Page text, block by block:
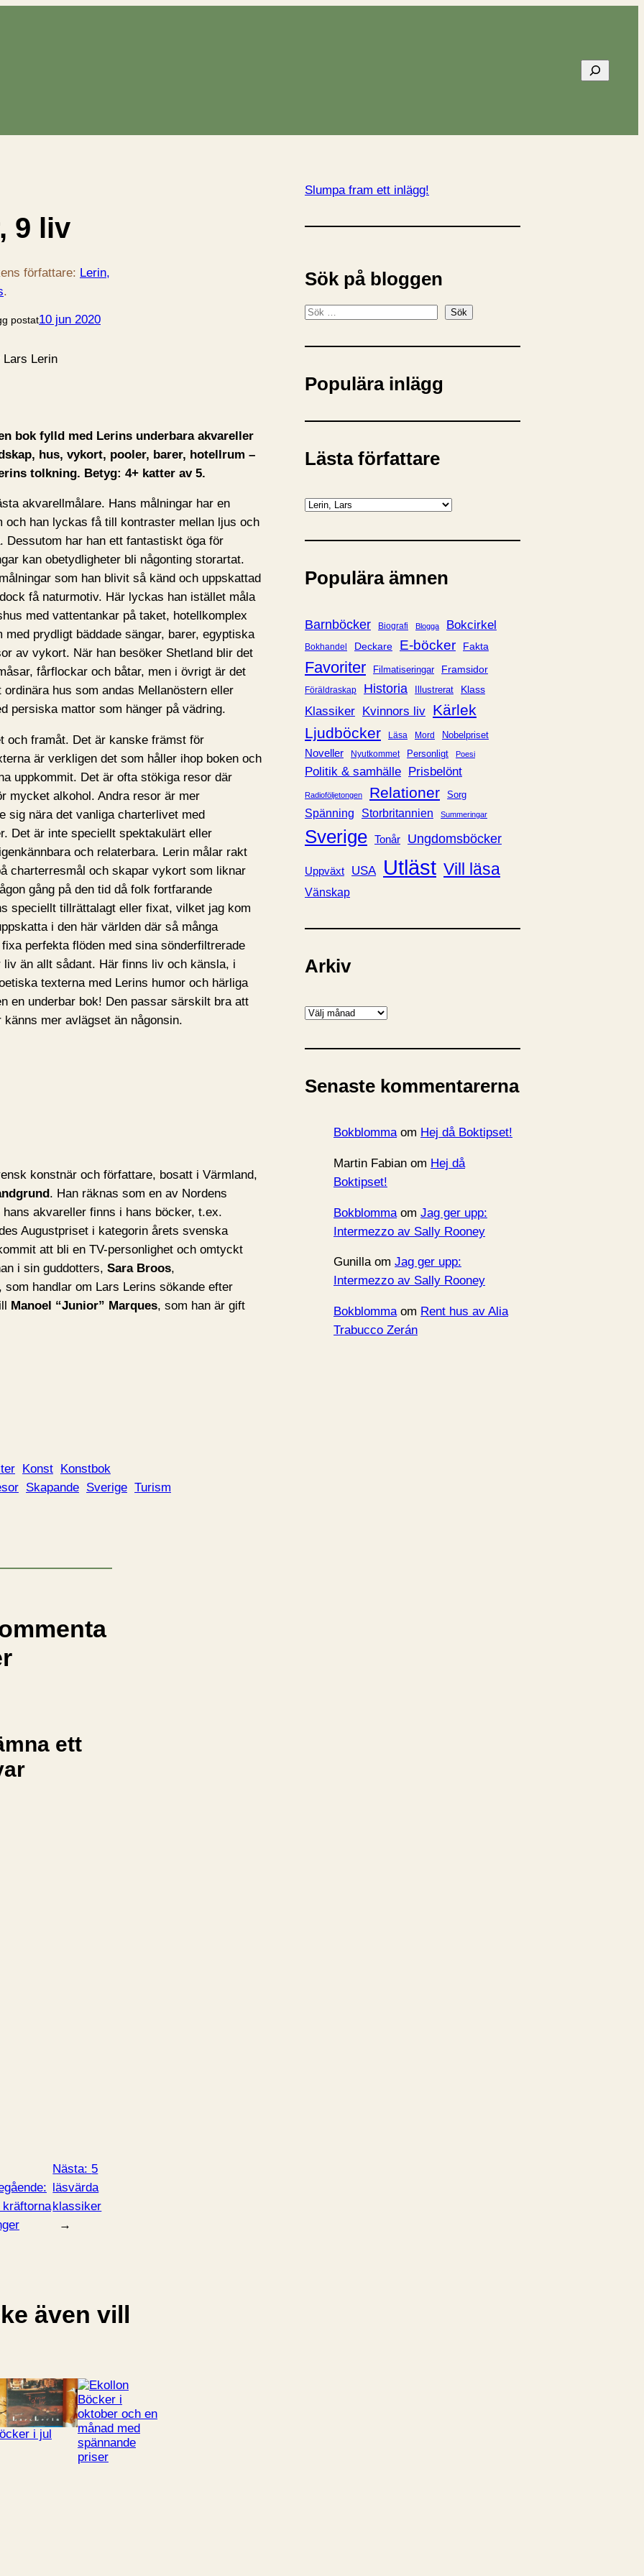
Sök
9 liv
författare: Lerin,
.
postat10 jun 2020
bok fylld med Lerins underbara akvareller
hus, vykort, pooler, barer, hotellrum –
tolkning. Betyg: 4+ katter av 5.
akvarellmålare. Hans målningar har en
och han lyckas få till kontraster mellan ljus och
Dessutom har han ett fantastiskt öga för
kan obetydligheter bli någonting storartat.
som han blivit så känd och uppskattad
få naturmotiv. Här lyckas han istället måla
med vattentankar på taket, hotellkomplex
prydligt bäddade sängar, barer, egyptiska
av vykort. När han besöker Shetland blir det
fårflockar och båtar, men i övrigt är det
hus som andas Mellanöstern eller
persiska mattor som hänger på vädring.
och framåt. Det är kanske främst för
är verkligen det som håller ihop boken och
uppkommit. Det är ofta stökiga resor där
mycket alkohol. Andra resor är mer
sig nära det vanliga charterlivet med
Det är inte speciellt spektakulärt eller
och relaterbara. Lerin målar rakt
charterresmål och skapar vykort som liknar
gång på den tid då folk fortfarande
speciellt tillrättalagt eller fixat, vilket jag kom
i den här världen där så många
perfekta flöden med sina sönderfiltrerade
liv än allt sådant. Här finns liv och känsla, i
texterna med Lerins humor och härliga
en underbar bok! Den passar särskilt bra att
mer avlägset än någonsin.
konstnär och författare, bosatt i Värmland,
. Han räknas som en av Nordens
akvareller finns i hans böcker, t.ex.
Augustpriset i kategorin årets svenska
att bli en TV-personlighet och omtyckt
i sin guddotters, Sara Broos,
, som handlar om Lars Lerins sökande efter
Manoel “Junior” Marques, som han är gift
Konst Konstbok
Skapande Sverige Turism
ett
kräftorna
Nästa: 5
läsvärda
klassiker
→
även vill
i jul
Böcker i
oktober och en
månad med
spännande
priser
Slumpa fram ett inlägg!
Sök på bloggen
S
k
Sök
Populära inlägg
Lästa författare
K
t
g
i
e
r
Populära ämnen
Barnböcker Biografi Blogga Bokcirkel
Bokhandel Deckare E-böcker Fakta
Favoriter Filmatiseringar Framsidor
Föräldraskap Historia Illustrerat Klass
Klassiker Kvinnors liv Kärlek
Ljudböcker
Läsa Mord Nobelpriset
Noveller Nyutkommet Personligt Poesi
Politik & samhälle Prisbelönt
Radioföljetongen Relationer Sorg
Spänning Storbritannien Summeringar
Sverige Tonår Ungdomsböcker
Uppväxt USA Utläst Vill läsa
Vänskap
Arkiv
A
k
v
Senaste kommentarerna
Bokblommaom Hej då Boktipset!
Martin Fabian om Hej då
Boktipset!
Bokblomma om Jag ger upp:
Intermezzo av Sally Rooney
Gunillaom Jag ger upp:
Intermezzo av Sally Rooney
Bokblommaom Rent hus av Alia
Trabucco Zerán